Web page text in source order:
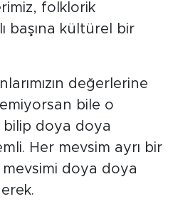
folklorik
başına kültürel bir
değerlerine
bile o
bilip doya doya
Her mevsim ayrı bir
doya doya